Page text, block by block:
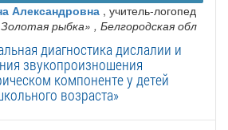
Александровна , учитель-логопед
рыбка» , Белгородская обл
диагностика дислалии и
звукопроизношения
компоненте у детей
возраста»